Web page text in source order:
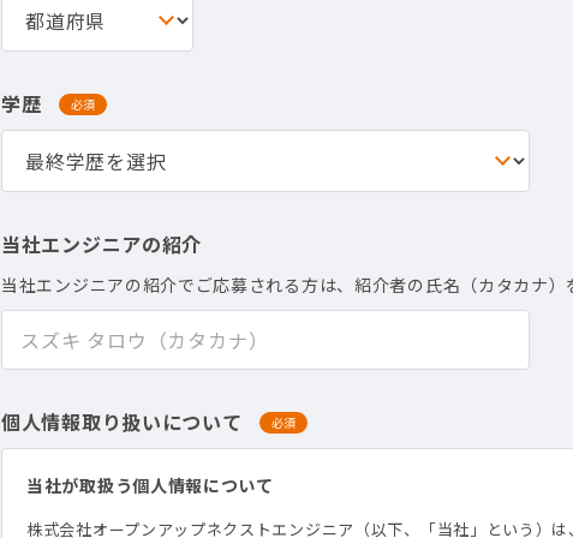
学歴 必須
当社エンジニアの紹介
当社エンジニアの紹介でご応募される方は、紹介者の氏名（カタカナ）
個人情報取り扱いについて 必須
当社が取扱う個人情報について
株式会社オープンアップネクストエンジニア（以下、「当社」という）